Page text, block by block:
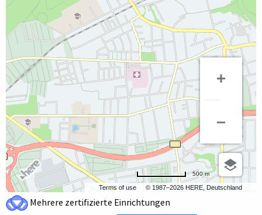
Terms of use © 1987–2026 HERE, Deutschland
500 m
Mehrere zertifizierte Einrichtungen